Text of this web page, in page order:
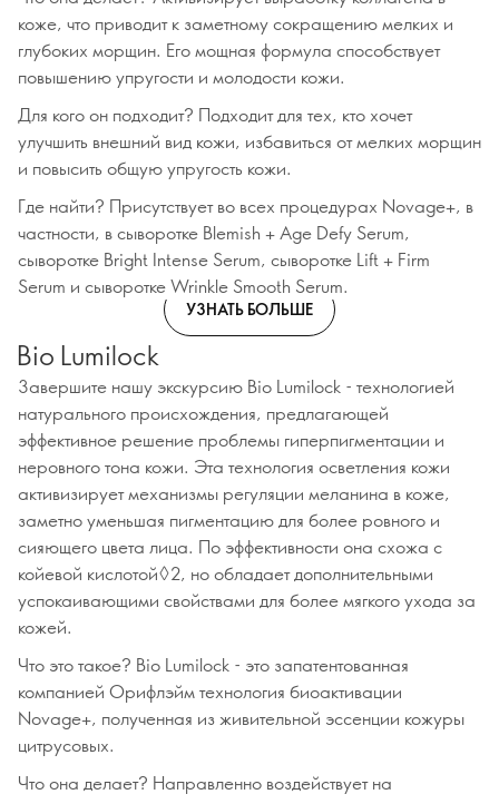
коже, что приводит к заметному сокращению мелких и
глубоких морщин. Его мощная формула способствует
повышению упругости и молодости кожи.
Для кого он подходит? Подходит для тех, кто хочет
улучшить внешний вид кожи, избавиться от мелких морщин
и повысить общую упругость кожи.
Где найти? Присутствует во всех процедурах Novage+, в
частности, в сыворотке Blemish + Age Defy Serum,
сыворотке Bright Intense Serum, сыворотке Lift + Firm
Serum и сыворотке Wrinkle Smooth Serum.
УЗНАТЬ БОЛЬШЕ
Bio Lumilock
Завершите нашу экскурсию Bio Lumilock - технологией
натурального происхождения, предлагающей
эффективное решение проблемы гиперпигментации и
неровного тона кожи. Эта технология осветления кожи
активизирует механизмы регуляции меланина в коже,
заметно уменьшая пигментацию для более ровного и
сияющего цвета лица. По эффективности она схожа с
койевой кислотой◊2, но обладает дополнительными
успокаивающими свойствами для более мягкого ухода за
кожей.
Что это такое? Bio Lumilock - это запатентованная
компанией Орифлэйм технология биоактивации
Novage+, полученная из живительной эссенции кожуры
цитрусовых.
Что она делает? Направленно воздействует на